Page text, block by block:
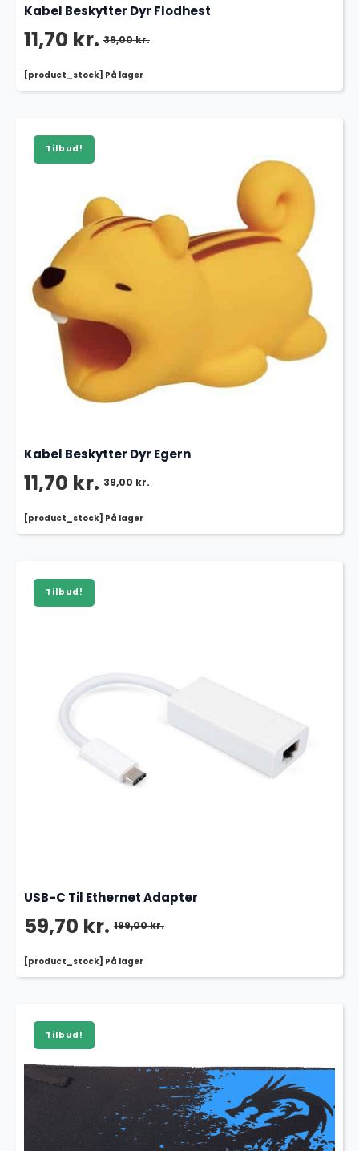
[product_stock] På lager
Kabel Beskytter Dyr Flodhest
39,00kr.
Den
oprindelige
var:
39,00 kr..
11,70 kr.
Den
aktuelle
er:
11,70 kr..
Tilbud!
[product_stock] På lager
Kabel Beskytter Dyr Egern
39,00kr.
Den
oprindelige
var:
39,00 kr..
11,70 kr.
Den
aktuelle
er:
11,70 kr..
Tilbud!
[product_stock] På lager
USB-C Til Ethernet Adapter
199,00kr.
Den
oprindelige
var:
199,00 kr..
59,70 kr.
Den
aktuelle
er:
59,70 kr..
Tilbud!